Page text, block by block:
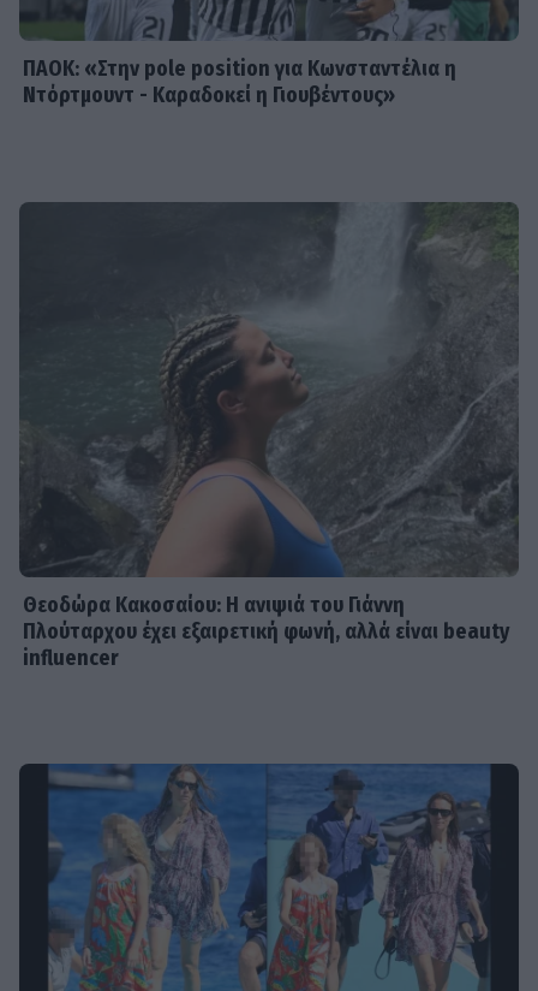
ΠΑΟΚ: «Στην pole position για Κωνσταντέλια η
Ντόρτμουντ - Καραδοκεί η Γιουβέντους»
Θεοδώρα Κακοσαίου: Η ανιψιά του Γιάννη
Πλούταρχου έχει εξαιρετική φωνή, αλλά είναι beauty
influencer